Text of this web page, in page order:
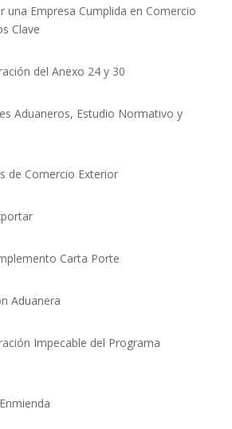
una Empresa Cumplida en Comercio
Clave
del Anexo 24 y 30
Aduaneros, Estudio Normativo y
de Comercio Exterior
Carta Porte
Aduanera
Impecable del Programa